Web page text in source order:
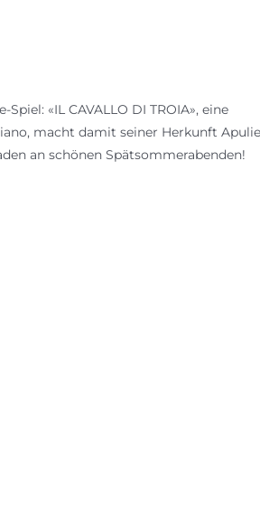
«IL CAVALLO DI TROIA», eine
macht damit seiner Herkunft
an schönen Spätsommerabenden!